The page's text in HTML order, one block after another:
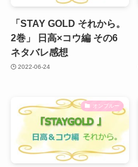
「STAY GOLD それから。
2巻」 日高×コウ編 その6
ネタバレ感想
2022-06-24
オンブルー